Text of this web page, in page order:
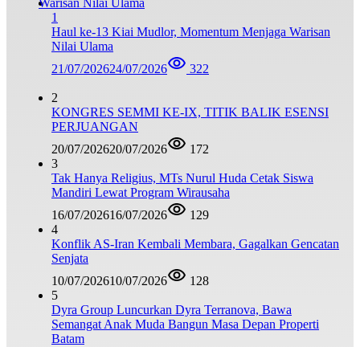
1
Haul ke-13 Kiai Mudlor, Momentum Menjaga Warisan
Nilai Ulama
21/07/202624/07/2026 322
2
KONGRES SEMMI KE-IX, TITIK BALIK ESENSI
PERJUANGAN
20/07/202620/07/2026
172
3
Tak Hanya Religius, MTs Nurul Huda Cetak Siswa
Mandiri Lewat Program Wirausaha
16/07/202616/07/2026
129
4
Konflik AS-Iran Kembali Membara, Gagalkan Gencatan
Senjata
10/07/202610/07/2026
128
5
Dyra Group Luncurkan Dyra Terranova, Bawa
Semangat Anak Muda Bangun Masa Depan Properti
Batam